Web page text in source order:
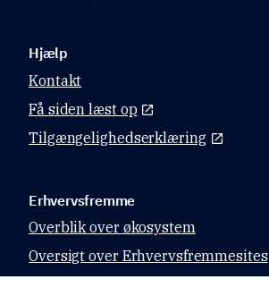
Hjælp
Kontakt
Få siden læst op
Tilgængelighedserklæring
Erhvervsfremme
Overblik over økosystem
Oversigt over Erhvervsfremmesites